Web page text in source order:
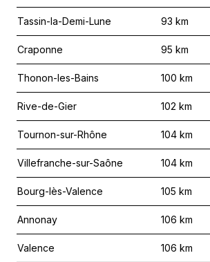
Tassin-la-Demi-Lune 93 km
Craponne 95 km
Thonon-les-Bains 100 km
Rive-de-Gier 102 km
Tournon-sur-Rhône 104 km
Villefranche-sur-Saône 104 km
Bourg-lès-Valence 105 km
Annonay 106 km
Valence 106 km